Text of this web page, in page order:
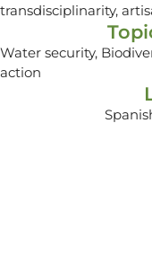
transdisciplinarity,
Water security,
action